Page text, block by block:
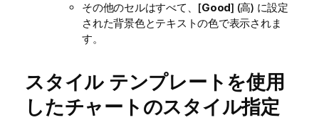
その他のセルはすべて、[Good] (高) に設定
された背景色とテキストの色で表示されま
す。
スタイル テンプレートを使用
したチャートのスタイル指定